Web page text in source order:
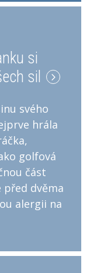
si
sil
svého
hrála
golfová
část
před dvěma
alergii na